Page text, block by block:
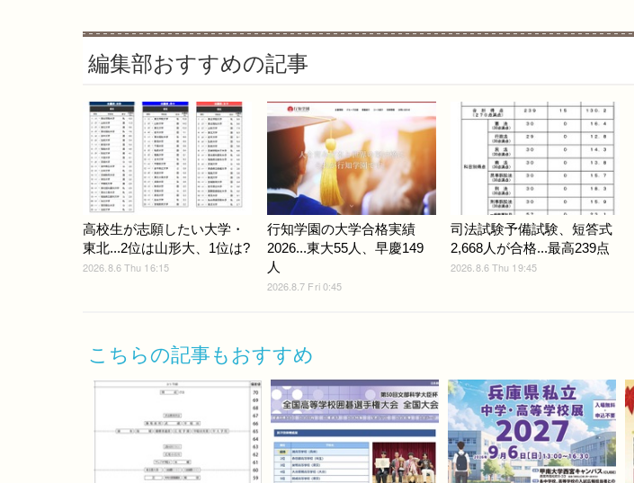
編集部おすすめの記事
高校生が志願したい大学・
東北...2位は山形大、1位は?
2026.8.6 Thu 16:15
行知学園の大学合格実績
2026...東大55人、早慶149
人
2026.8.7 Fri 0:45
司法試験予備試験、短答式
2,668人が合格...最高239点
2026.8.6 Thu 19:45
こちらの記事もおすすめ